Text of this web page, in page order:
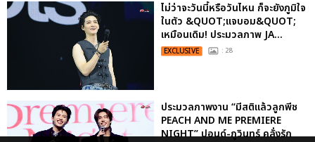
ไม่ว่าจะวันนี้หรือวันไหน ก็จะยังภูมิใจ
ในตัว &QUOT;แจบอม&QUOT;
เหมือนเดิม! ประมวลภาพ JA...
EXCLUSIVE : 28
ประมวลภาพงาน “มีสติแล้วลูกพีช
PEACH AND ME PREMIERE
NIGHT” ปอนด์-ภูวินทร์ คลั่งรัก